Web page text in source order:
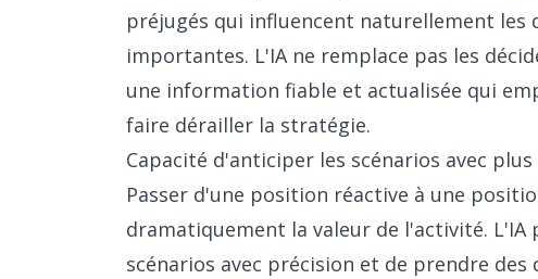
préjugés qui influencent naturellement les
importantes. L'IA ne remplace pas les
une information fiable et actualisée qui
faire dérailler la stratégie.
Capacité d'anticiper les scénarios avec
Passer d'une position réactive à une
dramatiquement la valeur de l'activité.
scénarios avec précision et de prendre